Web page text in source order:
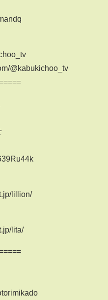
@kabukichoo_tv
lillion/
lita/